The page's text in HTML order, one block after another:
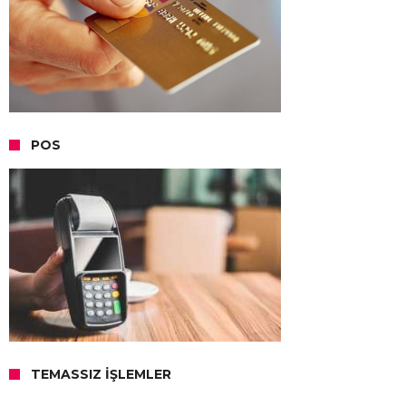
POS
TEMASSIZ İŞLEMLER